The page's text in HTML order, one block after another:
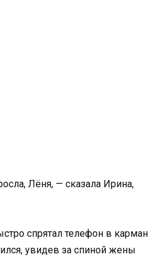
Лёня, — сказала Ирина,
спрятал телефон в карман
увидев за спиной жены